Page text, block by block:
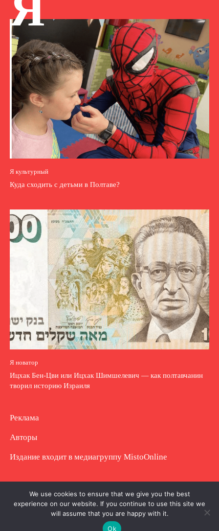
Я культурный
Куда сходить с детьми в Полтаве?
Я новатор
Ицхак Бен-Цви или Ицхак Шимшелевич — как полтавчанин
творил историю Израиля
Реклама
Авторы
Издание входит в медиагруппу MistoOnline
Copyright © Полное использование материала
запрещено. Частично разрешено с гиперссылкой.
We use cookies to ensure that we give you the best
experience on our website. If you continue to use this site we
will assume that you are happy with it.
Ok